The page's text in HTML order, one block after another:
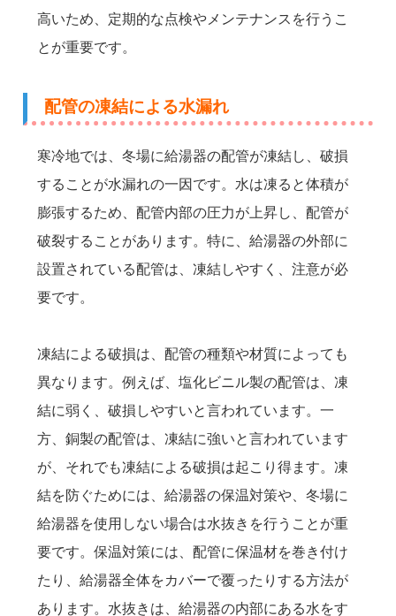
高いため、定期的な点検やメンテナンスを行うこ
とが重要です。
配管の凍結による水漏れ
寒冷地では、冬場に給湯器の配管が凍結し、破損
することが水漏れの一因です。水は凍ると体積が
膨張するため、配管内部の圧力が上昇し、配管が
破裂することがあります。特に、給湯器の外部に
設置されている配管は、凍結しやすく、注意が必
要です。
凍結による破損は、配管の種類や材質によっても
異なります。例えば、塩化ビニル製の配管は、凍
結に弱く、破損しやすいと言われています。一
方、銅製の配管は、凍結に強いと言われています
が、それでも凍結による破損は起こり得ます。凍
結を防ぐためには、給湯器の保温対策や、冬場に
給湯器を使用しない場合は水抜きを行うことが重
要です。保温対策には、配管に保温材を巻き付け
たり、給湯器全体をカバーで覆ったりする方法が
あります。水抜きは、給湯器の内部にある水をす